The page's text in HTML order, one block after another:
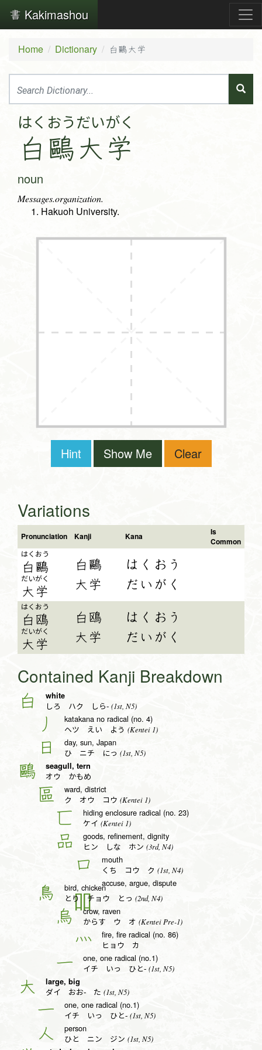
Kakimashou
Home Dictionary 白鷗大学
はく
白
おう
鷗
だい
大
がく
学
noun
Messages.organization.
Hakuoh University.
Hint Show Me Clear
Variations
Pronunciation Kanji Kana
Is
Common
はく
白
おう
鷗
だい
大
がく
学
白鷗
大学
はくおう
だいがく
はく
白
おう
鴎
だい
大
がく
学
白鴎
大学
はくおう
だいがく
Contained Kanji Breakdown
白 white
しろ ハク しら- (1st, N5)
丿 katakana no radical (no. 4)
ヘツ えい よう (Kentei 1)
日 day, sun, Japan
ひ ニチ にっ (1st, N5)
鷗 seagull, tern
オウ かもめ
區 ward, district
ク オウ コウ (Kentei 1)
匸 hiding enclosure radical (no. 23)
ケイ (Kentei 1)
品 goods, refinement, dignity
ヒン しな ホン (3rd, N4)
口 mouth
くち コウ ク (1st, N4)
accuse, argue, dispute
鳥 bird, chicken
とり チョウ とっ (2nd, N4)
烏 crow, raven
からす ウ オ (Kentei Pre-1)
灬 fire, fire radical (no. 86)
ヒョウ カ
一 one, one radical (no.1)
イチ いっ ひと- (1st, N5)
大 large, big
ダイ おお- た (1st, N5)
一 one, one radical (no.1)
イチ いっ ひと- (1st, N5)
人 person
ひと ニン ジン (1st, N5)